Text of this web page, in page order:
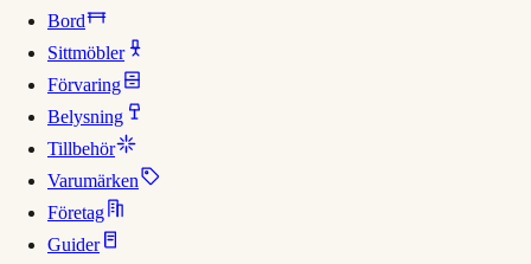
Bord
Sittmöbler
Förvaring
Belysning
Tillbehör
Varumärken
Företag
Guider